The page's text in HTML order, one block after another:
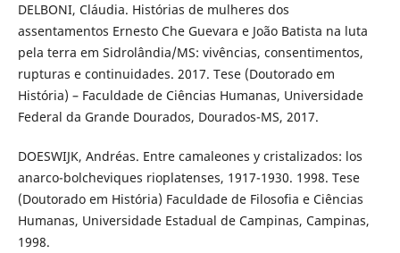
DELBONI, Cláudia. Histórias de mulheres dos
assentamentos Ernesto Che Guevara e João Batista na luta
pela terra em Sidrolândia/MS: vivências, consentimentos,
rupturas e continuidades. 2017. Tese (Doutorado em
História) – Faculdade de Ciências Humanas, Universidade
Federal da Grande Dourados, Dourados-MS, 2017.
DOESWIJK, Andréas. Entre camaleones y cristalizados: los
anarco-bolcheviques rioplatenses, 1917-1930. 1998. Tese
(Doutorado em História) Faculdade de Filosofia e Ciências
Humanas, Universidade Estadual de Campinas, Campinas,
1998.